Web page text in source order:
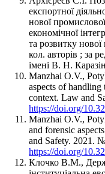
експортної
нової
економічної
та розвитку
кол. авторів ; за
імені В. Н.
Manzhai O.V.,
aspects of
context. Law and
https://doi.org/
Manzhai O.V.,
and forensic
and Safety. 2021.
https://doi.org/
Клочко В.М.,